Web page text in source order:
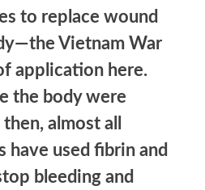
to replace wound
Vietnam War
application here.
the body were
almost all
have used fibrin and
bleeding and